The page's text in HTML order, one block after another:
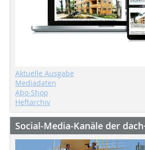
Aktuelle Ausgabe
Mediadaten
Abo-Shop
Heftarchiv
Social-Media-Kanäle der